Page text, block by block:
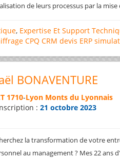
de leurs processus par la mise
, Expertise Et Support
CPQ CRM devis ERP
BONAVENTURE
1710-Lyon Monts du Lyonnais
:21 octobre 2023
la transformation de votre
au management ? Mes 22 ans